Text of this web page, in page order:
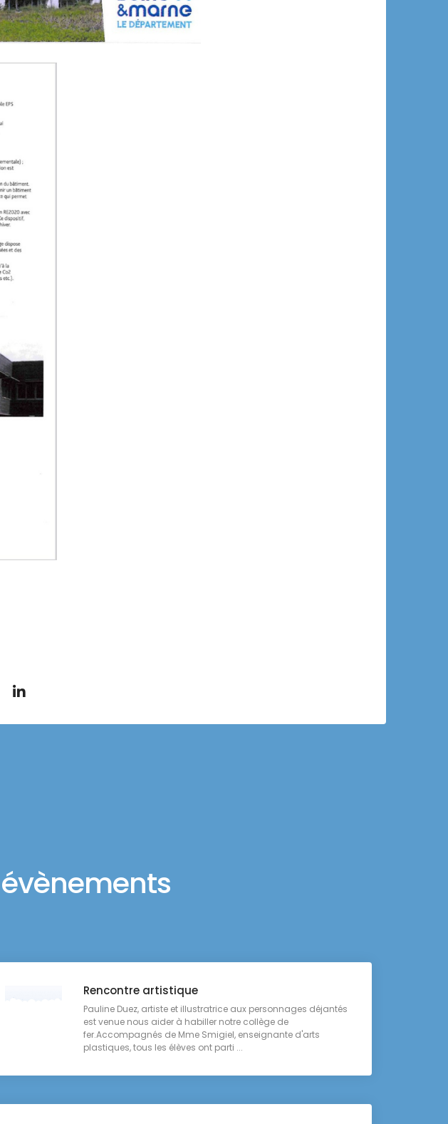
Rencontre artistique
Pauline Duez, artiste et illustratrice aux personnages déjantés
est venue nous aider à habiller notre collège de
fer.Accompagnés de Mme Smigiel, enseignante d'arts
plastiques, tous les élèves ont parti ...